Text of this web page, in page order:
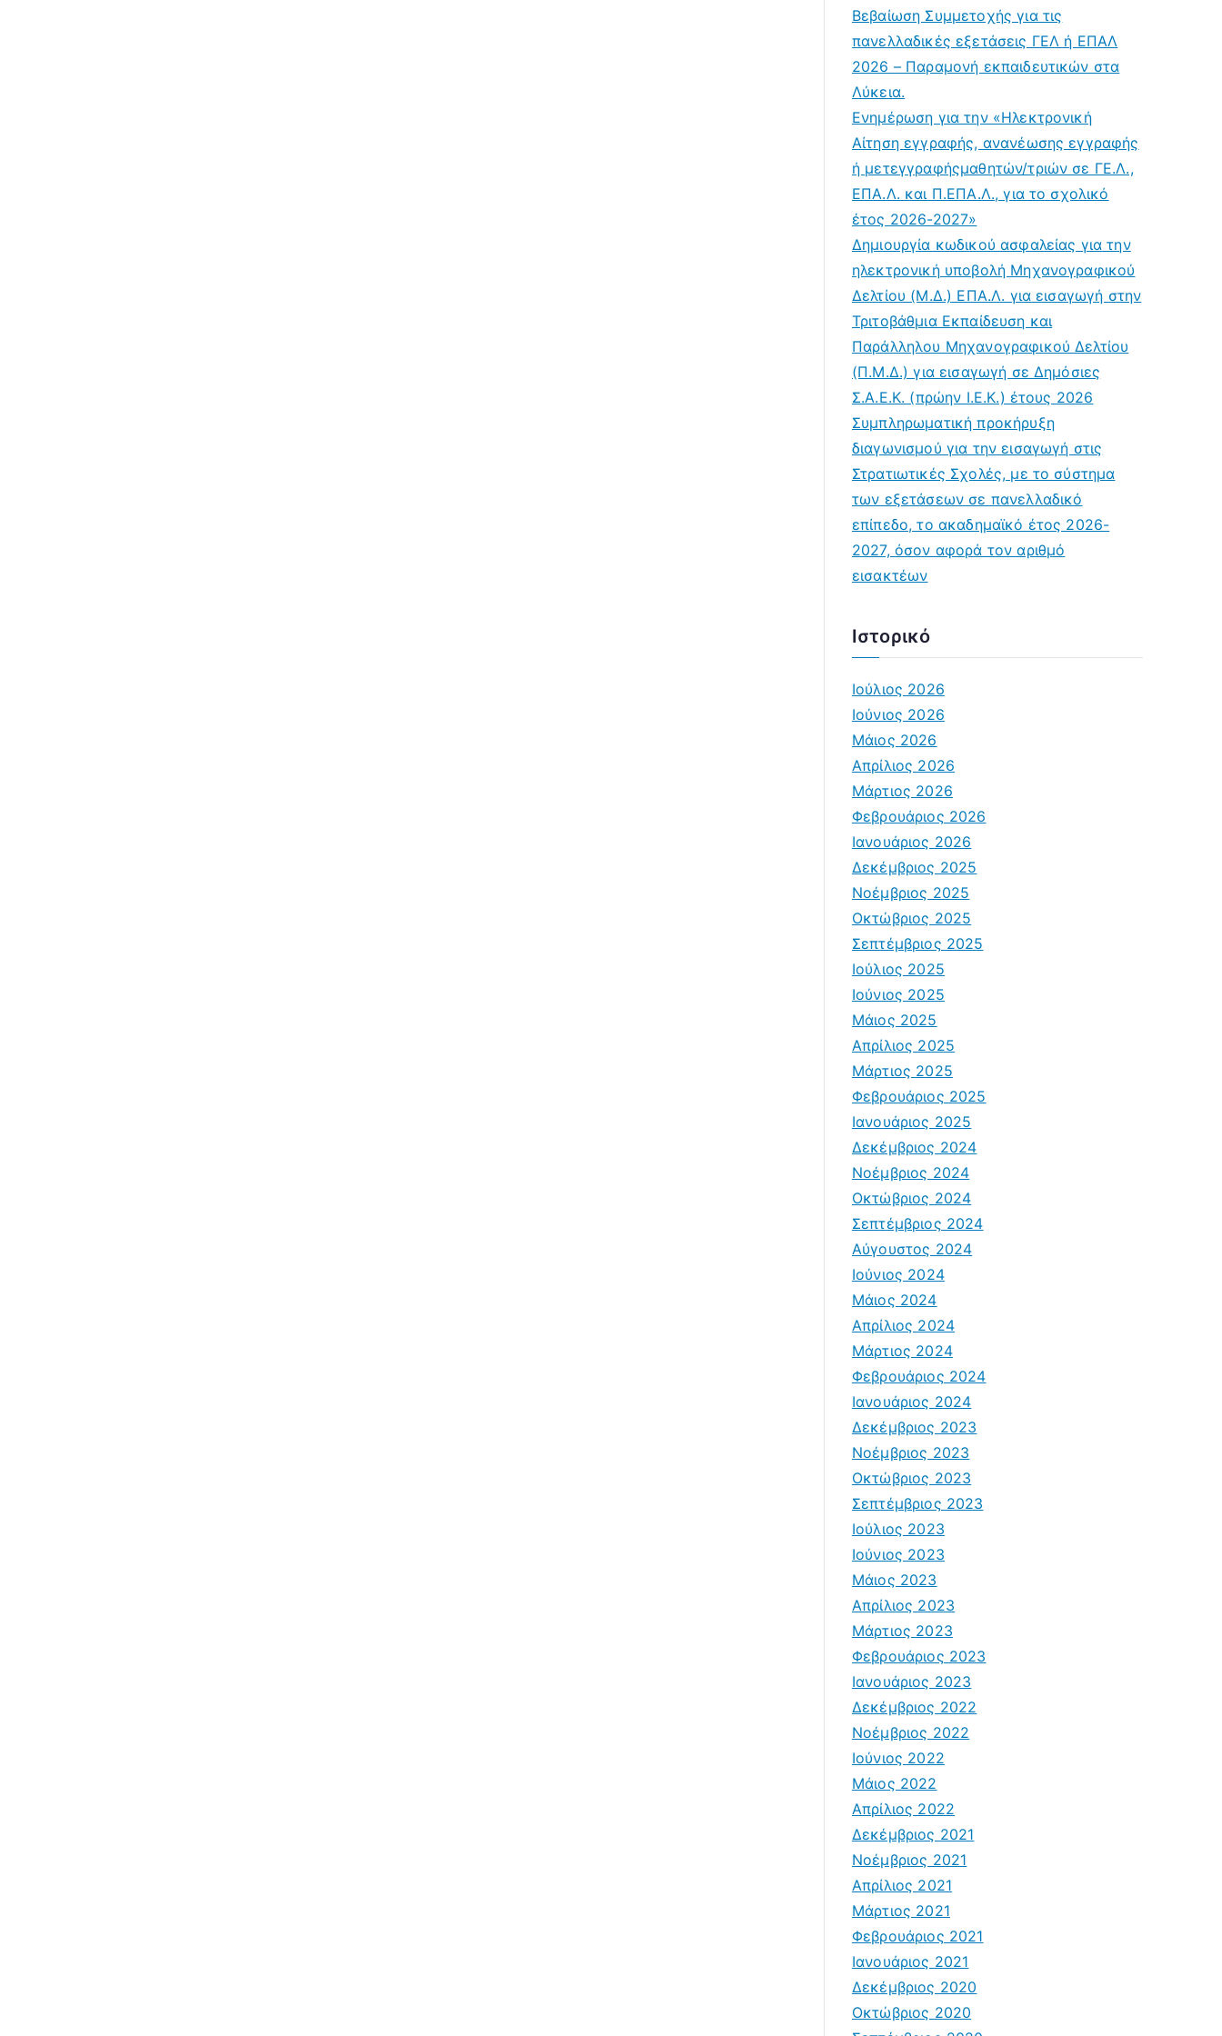
Βεβαίωση Συμμετοχής για τις
πανελλαδικές εξετάσεις ΓΕΛ ή ΕΠΑΛ
2026 – Παραμονή εκπαιδευτικών στα
Λύκεια.
Ενημέρωση για την «Ηλεκτρονική
Αίτηση εγγραφής, ανανέωσης εγγραφής
ή μετεγγραφήςμαθητών/τριών σε ΓΕ.Λ.,
ΕΠΑ.Λ. και Π.ΕΠΑ.Λ., για το σχολικό
έτος 2026-2027»
Δημιουργία κωδικού ασφαλείας για την
ηλεκτρονική υποβολή Μηχανογραφικού
Δελτίου (Μ.Δ.) ΕΠΑ.Λ. για εισαγωγή στην
Τριτοβάθμια Εκπαίδευση και
Παράλληλου Μηχανογραφικού Δελτίου
(Π.Μ.Δ.) για εισαγωγή σε Δημόσιες
Σ.Α.Ε.Κ. (πρώην Ι.Ε.Κ.) έτους 2026
Συμπληρωματική προκήρυξη
διαγωνισμού για την εισαγωγή στις
Στρατιωτικές Σχολές, με το σύστημα
των εξετάσεων σε πανελλαδικό
επίπεδο, το ακαδημαϊκό έτος 2026-
2027, όσον αφορά τον αριθμό
εισακτέων
Ιστορικό
Ιούλιος 2026
Ιούνιος 2026
Μάιος 2026
Απρίλιος 2026
Μάρτιος 2026
Φεβρουάριος 2026
Ιανουάριος 2026
Δεκέμβριος 2025
Νοέμβριος 2025
Οκτώβριος 2025
Σεπτέμβριος 2025
Ιούλιος 2025
Ιούνιος 2025
Μάιος 2025
Απρίλιος 2025
Μάρτιος 2025
Φεβρουάριος 2025
Ιανουάριος 2025
Δεκέμβριος 2024
Νοέμβριος 2024
Οκτώβριος 2024
Σεπτέμβριος 2024
Αύγουστος 2024
Ιούνιος 2024
Μάιος 2024
Απρίλιος 2024
Μάρτιος 2024
Φεβρουάριος 2024
Ιανουάριος 2024
Δεκέμβριος 2023
Νοέμβριος 2023
Οκτώβριος 2023
Σεπτέμβριος 2023
Ιούλιος 2023
Ιούνιος 2023
Μάιος 2023
Απρίλιος 2023
Μάρτιος 2023
Φεβρουάριος 2023
Ιανουάριος 2023
Δεκέμβριος 2022
Νοέμβριος 2022
Ιούνιος 2022
Μάιος 2022
Απρίλιος 2022
Δεκέμβριος 2021
Νοέμβριος 2021
Απρίλιος 2021
Μάρτιος 2021
Φεβρουάριος 2021
Ιανουάριος 2021
Δεκέμβριος 2020
Οκτώβριος 2020